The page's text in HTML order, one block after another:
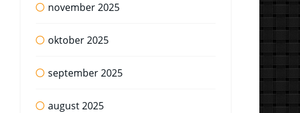
november 2025
oktober 2025
september 2025
august 2025